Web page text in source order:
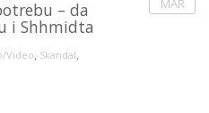
– da
i Shhmidta
Video, Skandal,
MAR